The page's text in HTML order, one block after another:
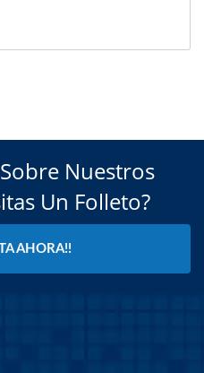
Nuestros
Un Folleto?
AHORA!!